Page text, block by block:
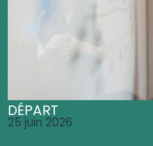
DÉPART
25 juin 2026